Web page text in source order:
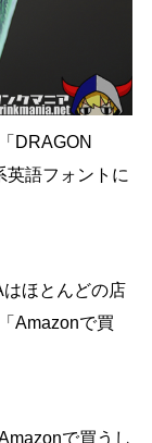
DRAGON
英語フォントに
ほとんどの店
Amazonで買
で買うし